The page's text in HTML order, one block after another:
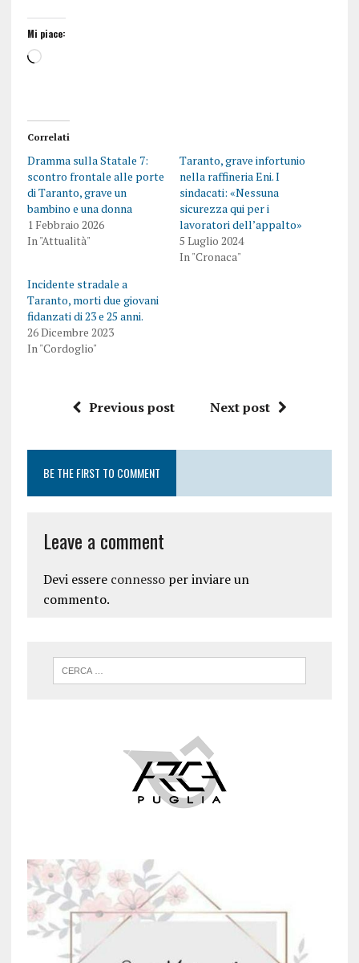
Mi piace:
Correlati
Dramma sulla Statale 7:
scontro frontale alle porte
di Taranto, grave un
bambino e una donna
1 Febbraio 2026
In "Attualità"
Taranto, grave infortunio
nella raffineria Eni. I
sindacati: «Nessuna
sicurezza qui per i
lavoratori dell’appalto»
5 Luglio 2024
In "Cronaca"
Incidente stradale a
Taranto, morti due giovani
fidanzati di 23 e 25 anni.
26 Dicembre 2023
In "Cordoglio"
Previous post Next post
BE THE FIRST TO COMMENT
Leave a comment
Devi essere connessoper inviare un
commento.